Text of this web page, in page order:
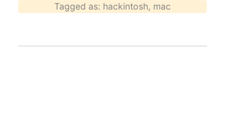
Tagged as: hackintosh, mac